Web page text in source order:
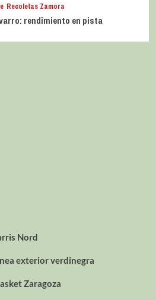
Recoletas Zamora
rendimiento en pista
Nord
exterior verdinegra
Zaragoza